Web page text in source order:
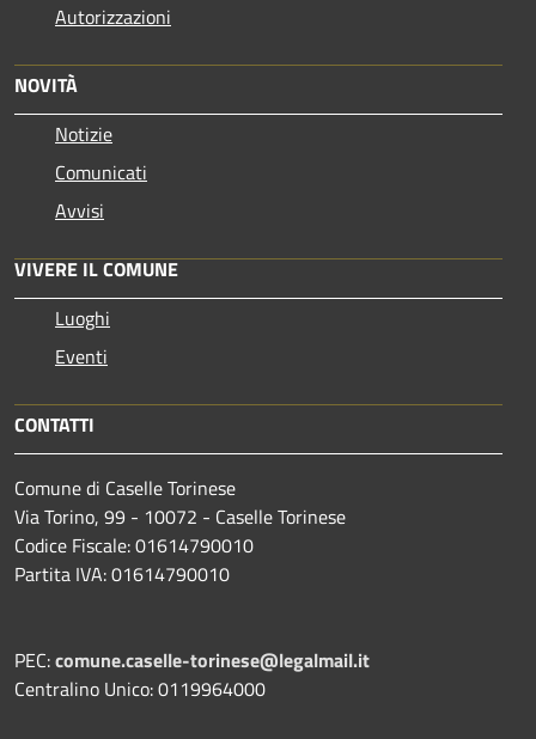
Autorizzazioni
NOVITÀ
Notizie
Comunicati
Avvisi
VIVERE IL COMUNE
Luoghi
Eventi
CONTATTI
Comune di Caselle Torinese
Via Torino, 99 - 10072 - Caselle Torinese
Codice Fiscale: 01614790010
Partita IVA: 01614790010
PEC:comune.caselle-torinese@legalmail.it
Centralino Unico: 0119964000